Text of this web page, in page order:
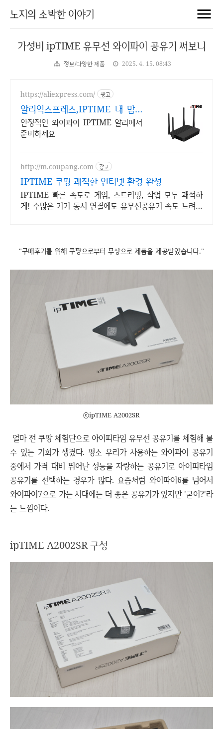
노지의 소박한 이야기
가성비 ipTIME 유무선 와이파이 공유기 써보니
정보/다양한 제품 2025. 4. 15. 08:43
https://aliexpress.com/ 광고
알리익스프레스,IPTIME 내 맘에
쏙드는 오늘의 특가
안정적인 와이파이 IPTIME 알리에서
준비하세요
http://m.coupang.com 광고
IPTIME 쿠팡 쾌적한 인터넷 환경 완성
IPTIME 빠른 속도로 게임, 스트리밍, 작업 모두 쾌적하
게! 수많은 기기 동시 연결에도 유무선공유기 속도 느려짐
"구매후기를 위해 쿠팡으로부터 무상으로 제품을 제공받았습니다."
ⓒipTIME A2002SR
얼마 전 쿠팡 체험단으로 아이피타임 유무선 공유기를 체험해 볼
수 있는 기회가 생겼다. 평소 우리가 사용하는 와이파이 공유기
중에서 가격 대비 뛰어난 성능을 자랑하는 공유기로 아이피타임
공유기를 선택하는 경우가 많다. 요즘처럼 와이파이6를 넘어서
와이파이7으로 가는 시대에는 더 좋은 공유기가 있지만 '굳이?'라
는 느낌이다.
ipTIME A2002SR 구성